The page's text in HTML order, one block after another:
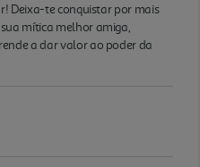
Deixa-te conquistar por mais
mítica melhor amiga,
a dar valor ao poder da